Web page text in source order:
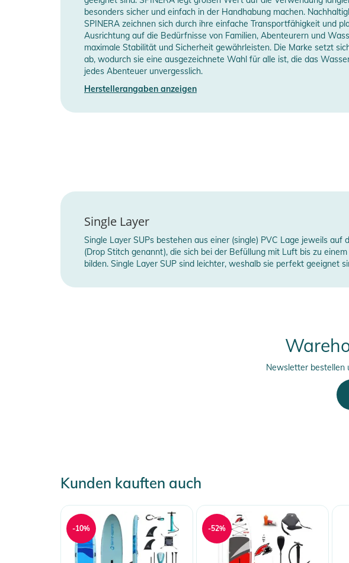
Ihr Zubehör sicher verstauen - perfekt für längere Ausflüge oder
Egal, ob Sie bereits Erfahrung haben oder Ihre Touring-Ambitionen gerade
Spinera Suptour 12 bietet Ihnen ein außergewöhnliches Paddelerlebnis
Performance.
wollen!
- Maximale Zuladung: 155 kg
- Volumen: 335 l
- Nettogewicht: 7,8kg
- Bruttogewicht: xx
Produktion:
- 15 cm HDDS - High Density Dropstitch
Gebrauchsanweisungen, Sicherheitshinweise und Warnungen finden Sie
SUP Volumen 335
Fahrergewicht bis 110kg
SUP Länge (Fuß)
besonders sicher und einfach in der Handhabung machen.
SPINERA zeichnen sich durch ihre einfache Transportfähigkeit und
Ausrichtung auf die Bedürfnisse von Familien, Abenteurern und
maximale Stabilität und Sicherheit gewährleisten. Die Marke setzt
ab, wodurch sie eine ausgezeichnete Wahl für alle ist, die das
jedes Abenteuer unvergesslich.
Herstellerangaben anzeigen
Single Layer
Single Layer SUPs bestehen aus einer (single) PVC Lage jeweils
(Drop Stitch genannt), die sich bei der Befüllung mit Luft bis zu
bilden. Single Layer SUP sind leichter, weshalb sie perfekt geeignet
Newsletter bestellen
Kunden kauften auch
-10% -52%